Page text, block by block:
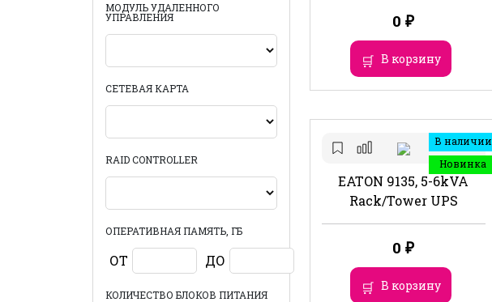
МОДУЛЬ УДАЛЕННОГО
УПРАВЛЕНИЯ
СЕТЕВАЯ КАРТА
RAID CONTROLLER
ОПЕРАТИВНАЯ ПАМЯТЬ, ГБ
ОТ ДО
КОЛИЧЕСТВО БЛОКОВ ПИТАНИЯ
0₽
В корзину
В наличии
Новинка
EATON 9135, 5-6kVA
Rack/Tower UPS
0₽
В корзину